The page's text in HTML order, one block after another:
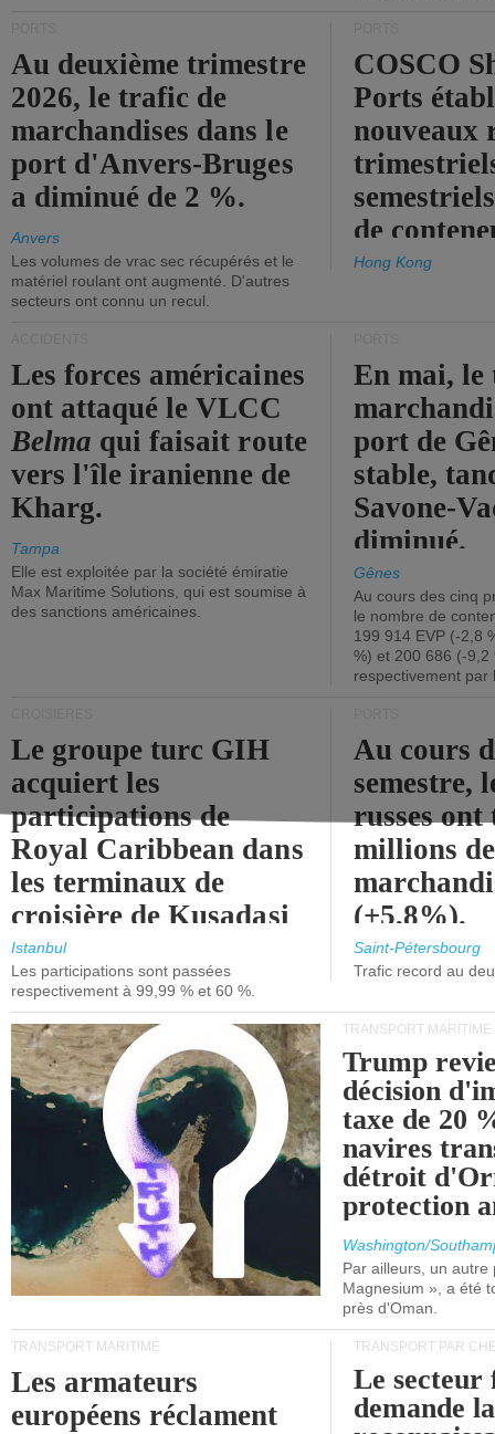
Au deuxième trimestre
2026, le trafic de
marchandises dans le
port d'Anvers-Bruges
a diminué de 2 %.
Anvers
Les volumes de vrac sec récupérés et le
matériel roulant ont augmenté. D'autres
secteurs ont connu un recul.
COSCO
Ports
nouveaux
de
Hong Kong
Les forces américaines
ont attaqué le VLCC
Belma qui faisait route
vers l'île iranienne de
Kharg.
Tampa
Elle est exploitée par la société émiratie
Max Maritime Solutions, qui est soumise à
des sanctions américaines.
En mai, le
port de
stable,
Savone-
diminué.
Gênes
Au cours des cinq
le nombre de
199 914 EVP (-2,8
%) et 200 686 (-9,2
respectivement par
Le groupe turc GIH
acquiert les
participations de
Royal Caribbean dans
les terminaux de
croisière de Kusadasi
et de Lisbonne.
Istanbul
Les participations sont passées
respectivement à 99,99 % et 60 %.
Au cours
semestre,
russes
millions
(+5,8%).
Saint-Pétersbourg
Trafic record au
TRANSPORT MARITIME
Trump
décision
taxe de 20
navires
détroit
protection
Washington/
Par ailleurs, un autre
Magnesium », a été
près d'Oman.
TRANSPORT MARITIME
Les armateurs
européens réclament
TRANSPORT PAR
Le
demande la